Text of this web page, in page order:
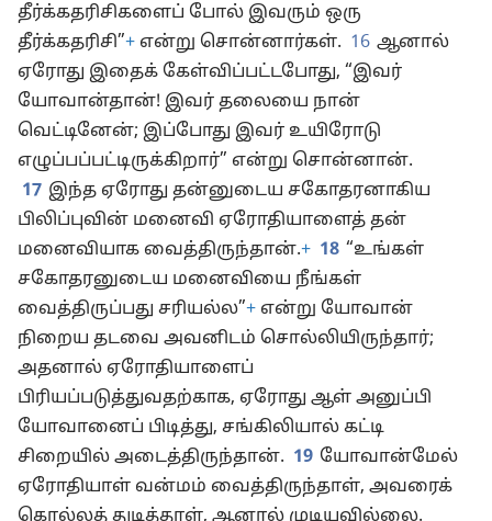
தீர்க்கதரிசிகளைப் போல் இவரும் ஒரு
தீர்க்கதரிசி”+ என்று சொன்னார்கள். 16 ஆனால்
ஏரோது இதைக் கேள்விப்பட்டபோது, “இவர்
யோவான்தான்! இவர் தலையை நான்
வெட்டினேன்; இப்போது இவர் உயிரோடு
எழுப்பப்பட்டிருக்கிறார்” என்று சொன்னான்.
17 இந்த ஏரோது தன்னுடைய சகோதரனாகிய
பிலிப்புவின் மனைவி ஏரோதியாளைத் தன்
மனைவியாக வைத்திருந்தான்.+ 18 “உங்கள்
சகோதரனுடைய மனைவியை நீங்கள்
வைத்திருப்பது சரியல்ல”+ என்று யோவான்
நிறைய தடவை அவனிடம் சொல்லியிருந்தார்;
அதனால் ஏரோதியாளைப்
பிரியப்படுத்துவதற்காக, ஏரோது ஆள் அனுப்பி
யோவானைப் பிடித்து, சங்கிலியால் கட்டி
சிறையில் அடைத்திருந்தான். 19 யோவான்மேல்
ஏரோதியாள் வன்மம் வைத்திருந்தாள், அவரைக்
கொல்லத் துடித்தாள், ஆனால் முடியவில்லை.